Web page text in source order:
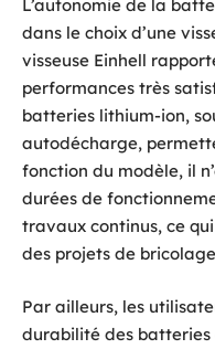
L’autonomie de la
dans le choix d’une
visseuse Einhell
performances très
batteries lithium-ion,
autodécharge,
fonction du modèle, il
durées de
travaux continus, ce
des projets de
Par ailleurs, les
durabilité des batteries